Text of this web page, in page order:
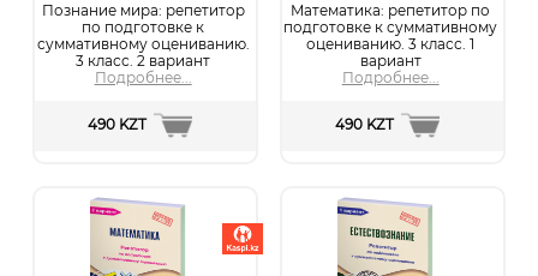
Познание мира: репетитор
по подготовке к
суммативному оцениванию.
3 класс. 2 вариант
Подробнее...
490 KZT
Математика: репетитор по
подготовке к суммативному
оцениванию. 3 класс. 1
вариант
Подробнее...
490 KZT